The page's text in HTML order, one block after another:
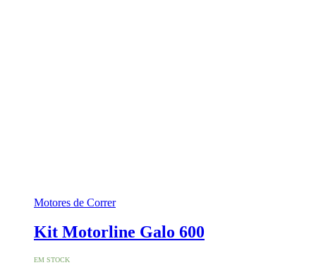
Motores de Correr
Kit Motorline Galo 600
EM STOCK